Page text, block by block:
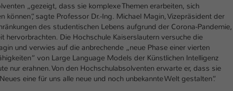
„gezeigt, dass sie komplexe Themen erarbeiten, sich
können“, sagte Professor Dr.-Ing. Michael Magin, Vizepräsident der
des studentischen Lebens aufgrund der Corona-Pandemie,
hervorbrachten. Die Hochschule Kaiserslautern versuche die
und verwies auf die anbrechende „neue Phase einer vierten
von Large Language Models der Künstlichen Intelligenz
nur erahnen. Von den Hochschulabsolventen erwarte er, dass sie
eine für uns alle neue und noch unbekannte Welt gestalten“.
be_typo_user
TYPO3
1 Tag
Dieser Cookie teilt der Webseite mit, ob ein